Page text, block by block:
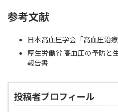
参考文献
日本高血圧学会「高血圧治療
厚生労働省 高血圧の予防と
報告書
投稿者プロフィール